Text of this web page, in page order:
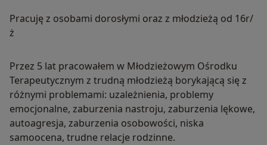
Pracuję z osobami dorosłymi oraz z młodzieżą od 16r/
ż
Przez 5 lat pracowałem w Młodzieżowym Ośrodku
Terapeutycznym z trudną młodzieżą borykającą się z
różnymi problemami: uzależnienia, problemy
emocjonalne, zaburzenia nastroju, zaburzenia lękowe,
autoagresja, zaburzenia osobowości, niska
samoocena, trudne relacje rodzinne.